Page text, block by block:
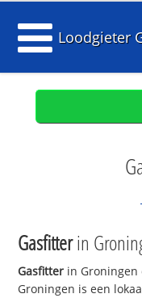
Loodgieter
Gasfitterin
Gasfitter in Groningen
Groningen is een